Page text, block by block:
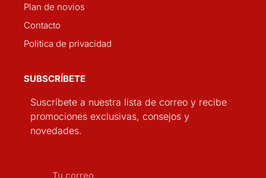
Plan de novios
Contacto
Politica de privacidad
SUBSCRÍBETE
Suscríbete a nuestra lista de correo y recibe
promociones exclusivas, consejos y
novedades.